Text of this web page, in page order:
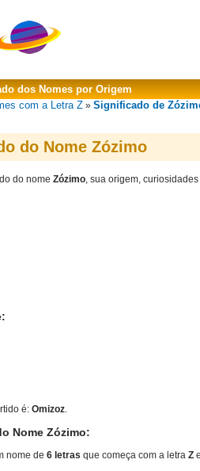
dos Nomes por Origem
com a Letra Z » Significado de
do Nome Zózimo
do nome Zózimo, sua origem,
é: Omizoz.
Nome Zózimo:
nome de 6 letras que começa com a letra Z